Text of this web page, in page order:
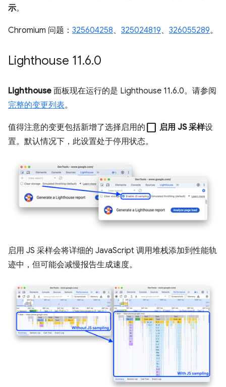
示。
Chromium 问题： 325604258、 325024819、 326055289。
Lighthouse 11.6.0
Lighthouse 面板现在运行的是 Lighthouse 11.6.0。请参阅
完整的变更列表。
值得注意的变更包括新增了选择启用的 check_box_outline_blank 启用 JS 采样设
置。默认情况下，此设置处于停用状态。
启用 JS 采样会将详细的 JavaScript 调用堆栈添加到性能轨
迹中，但可能会减慢报告生成速度。